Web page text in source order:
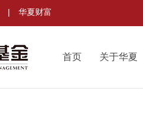
| 华夏财富
首页 关于华夏